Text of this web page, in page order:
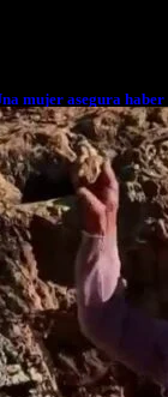
mujer asegura haber
cuerpo a